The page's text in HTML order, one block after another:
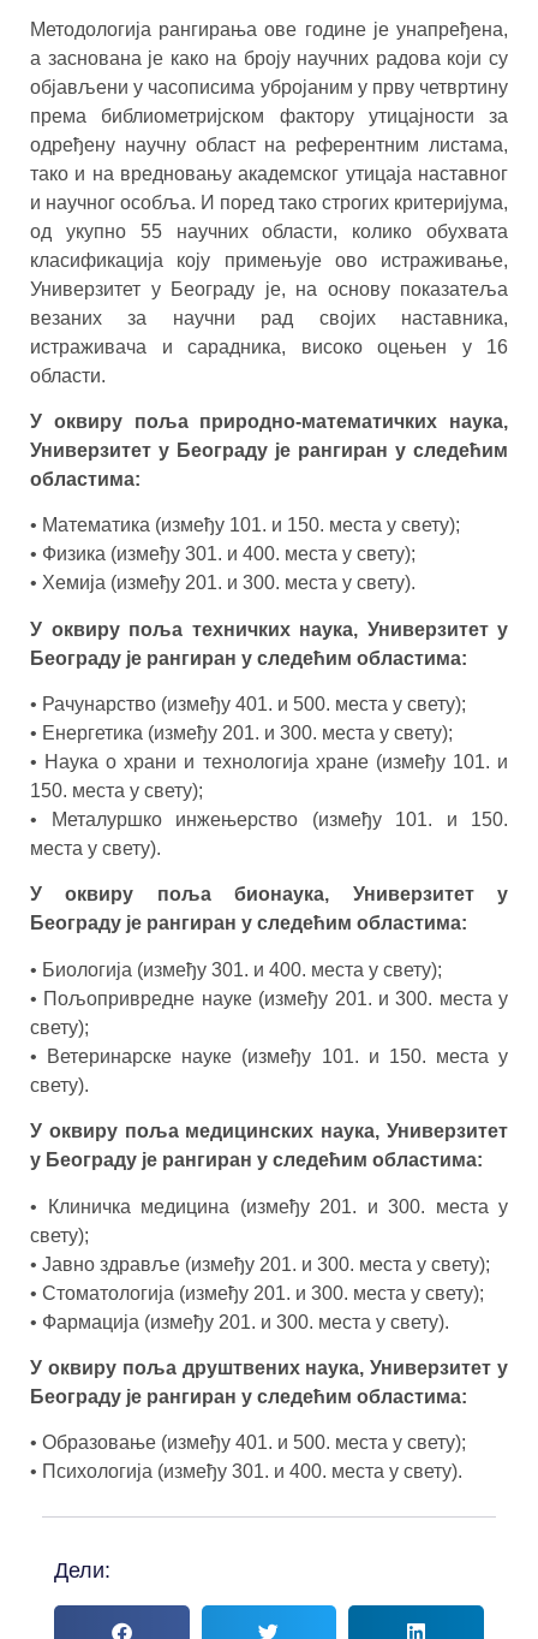
Методологија рангирања ове године је унапређена,
а заснована је како на броју научних радова који су
објављени у часописима убројаним у прву четвртину
према библиометријском фактору утицајности за
одређену научну област на референтним листама,
тако и на вредновању академског утицаја наставног
и научног особља. И поред тако строгих критеријума,
од укупно 55 научних области, колико обухвата
класификација коју примењује ово истраживање,
Универзитет у Београду је, на основу показатеља
везаних за научни рад својих наставника,
истраживача и сарадника, високо оцењен у 16
области.
У оквиру поља природно-математичких наука,
Универзитет у Београду је рангиран у следећим
областима:
• Математика (између 101. и 150. места у свету);
• Физика (између 301. и 400. места у свету);
• Хемија (између 201. и 300. места у свету).
У оквиру поља техничких наука, Универзитет у
Београду је рангиран у следећим областима:
• Рачунарство (између 401. и 500. места у свету);
• Енергетика (између 201. и 300. места у свету);
• Наука о храни и технологија хране (између 101. и
150. места у свету);
• Металуршко инжењерство (између 101. и 150.
места у свету).
У оквиру поља бионаука, Универзитет у
Београду је рангиран у следећим областима:
• Биологија (између 301. и 400. места у свету);
• Пољопривредне науке (између 201. и 300. места у
свету);
• Ветеринарске науке (између 101. и 150. места у
свету).
У оквиру поља медицинских наука, Универзитет
у Београду је рангиран у следећим областима:
• Клиничка медицина (између 201. и 300. места у
свету);
• Јавно здравље (између 201. и 300. места у свету);
• Стоматологија (између 201. и 300. места у свету);
• Фармација (између 201. и 300. места у свету).
У оквиру поља друштвених наука, Универзитет у
Београду је рангиран у следећим областима:
• Образовање (између 401. и 500. места у свету);
• Психологија (између 301. и 400. места у свету).
Дели: